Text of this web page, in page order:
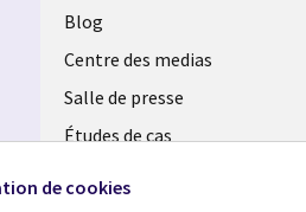
Useful
links
MAROC
Blog
Centre des medias
Salle de presse
Études de cas
de cookies